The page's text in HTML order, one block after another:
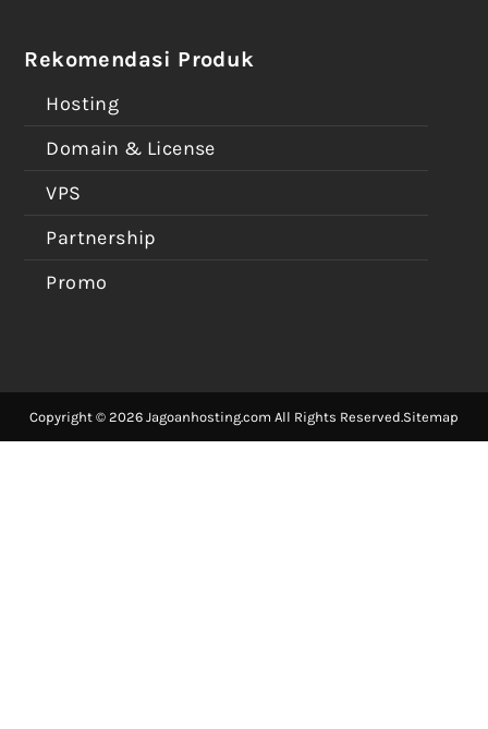
Rekomendasi Produk
Hosting
Domain & License
VPS
Partnership
Promo
Copyright © 2026 Jagoanhosting.com All Rights Reserved.Sitemap